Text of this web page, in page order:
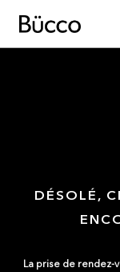
DÉSOLÉ,
La prise de rendez-